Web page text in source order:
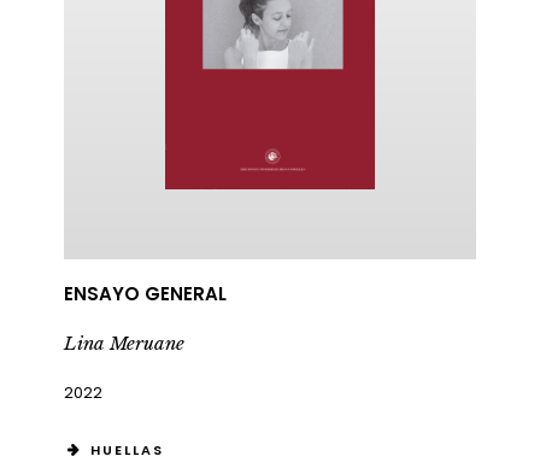
ENSAYO GENERAL
Lina Meruane
2022
HUELLAS